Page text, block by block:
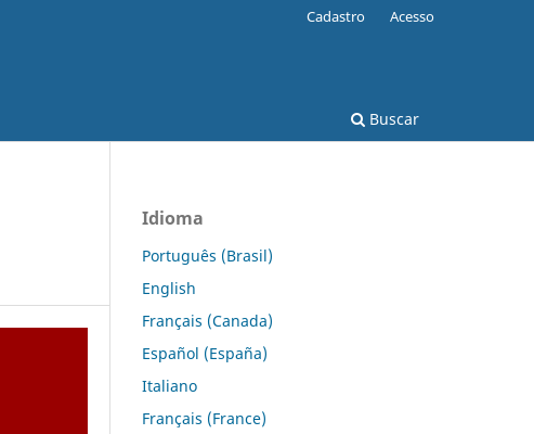
Buscar
Cadastro Acesso
Idioma
Português (Brasil)
English
Français (Canada)
Español (España)
Italiano
Français (France)